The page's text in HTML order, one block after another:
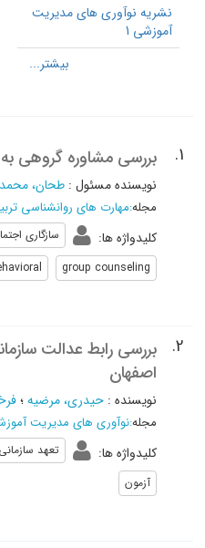
نشریه نوآوری های مدیریت
آموزشی 1
1. بررسی مشاوره گروهی
نویسنده مسئول : طحان، محمد
مجله:مهارت های روانشناسی
کلیدواژه ها: سازگاری
group counseling
2.
بررسی رابط عدالت
اصفهان
نویسنده : حیدری، مرضیه؛
مجله:نوآوری های مدیریت
کلیدواژه ها: تعهد سازمانی
آزمون